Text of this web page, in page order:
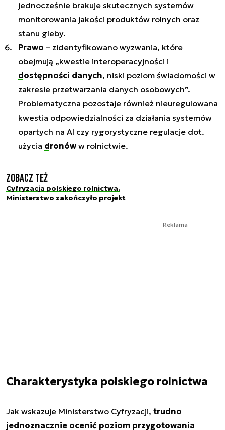
jednocześnie brakuje skutecznych systemów
monitorowania jakości produktów rolnych oraz
stanu gleby.
Prawo – zidentyfikowano wyzwania, które
obejmują „kwestie interoperacyjności i
dostępności danych, niski poziom świadomości w
zakresie przetwarzania danych osobowych”.
Problematyczna pozostaje również nieuregulowana
kwestia odpowiedzialności za działania systemów
opartych na AI czy rygorystyczne regulacje dot.
użycia dronów w rolnictwie.
Zobacz też
Cyfryzacja polskiego rolnictwa.
Ministerstwo zakończyło projekt
Reklama
Charakterystyka polskiego rolnictwa
Jak wskazuje Ministerstwo Cyfryzacji, trudno
jednoznacznie ocenić poziom przygotowania